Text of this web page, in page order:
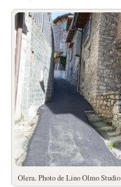
Olera. Photo de Lino Olmo Studio